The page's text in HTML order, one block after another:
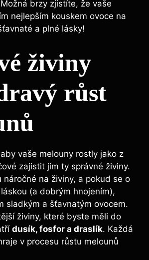
brzy zjistíte, že vaše
nejlepším kouskem ovoce na
a plné lásky!
živiny
⁤růst
vaše melouny rostly jako z
zajistit jim ty správné živiny.‍
náročné na živiny, a pokud se o
(a dobrým hnojením),
sladkým ⁤a šťavnatým ovocem.
živiny, které byste měli do
dusík, fosfor a draslík. Každá
v procesu růstu melounů